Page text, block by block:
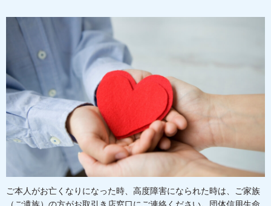
ご本人がお亡くなりになった時、高度障害になられた時は、ご家族